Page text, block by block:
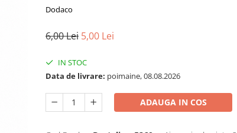
Dodaco
6,00 Lei 5,00 Lei
IN STOC
Data de livrare: poimaine, 08.08.2026
ADAUGA IN COS